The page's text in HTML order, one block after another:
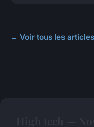
← Voir tous les